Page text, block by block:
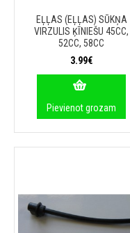
EĻĻAS (EĻĻAS) SŪKŅA
VIRZULIS ĶĪNIEŠU 45CC,
52CC, 58CC
3.99€
Pievienot grozam